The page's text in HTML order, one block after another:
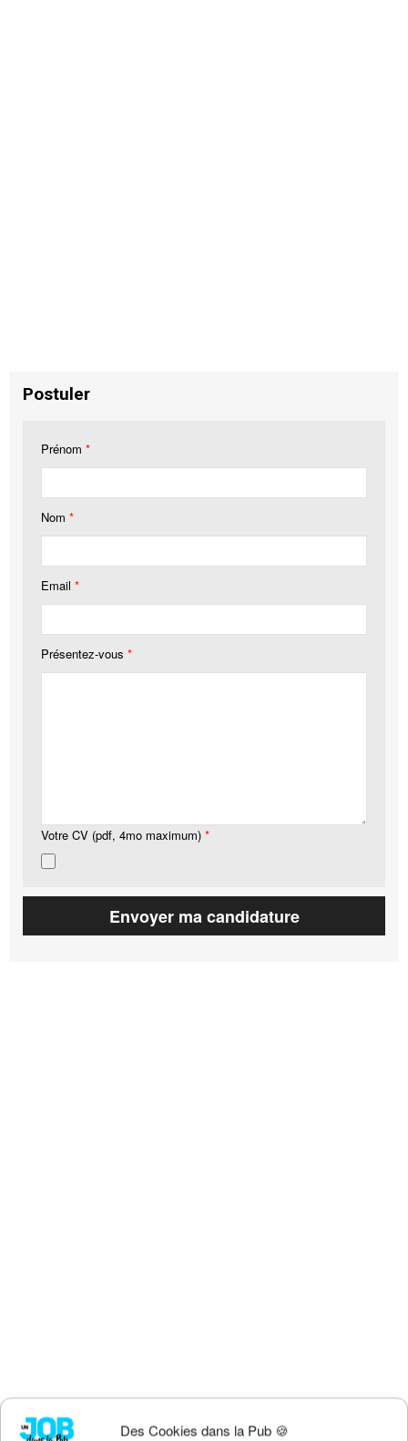
Des Cookies dans la Pub 🍪
Postuler
Prénom *
Nom *
Email *
Présentez-vous *
Votre CV (pdf, 4mo maximum) *